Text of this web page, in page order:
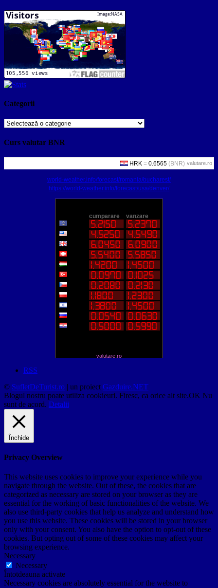
Categorii
Categorii
Curs valutar BNR
valutare.ro
world-weather.info/forecast/romania/bucharest/
https://world-weather.info/forecast/usa/denver/
valutare.ro
RSS
© SufletDeTurist.ro | un proiect Gazduire.NET
Blogul nostru poate utiliza cookieuri. Firesc, ca orice alt site.OK Nu
sunt de acord. Detalii
Închide
Privacy Overview
This website uses cookies to improve your experience while you
navigate through the website. Out of these, the cookies that are
categorized as necessary are stored on your browser as they are
essential for the working of basic functionalities of the website. We
also use third-party cookies that help us analyze and understand how
you use this website. These cookies will be stored in your browser
only with your consent. You also have the option to opt-out of these
cookies. But opting out of some of these cookies may affect your
browsing experience.
Necessary
Necessary
Întotdeauna activate
Necessary cookies are absolutely essential for the website to